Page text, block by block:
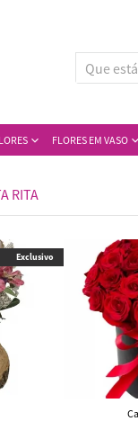
FLORES EM VASO
RITA
Exclusivo